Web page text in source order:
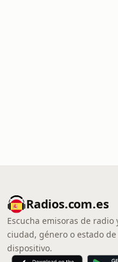
Radios.com.es
Escucha emisoras de
ciudad, género o estado
dispositivo.